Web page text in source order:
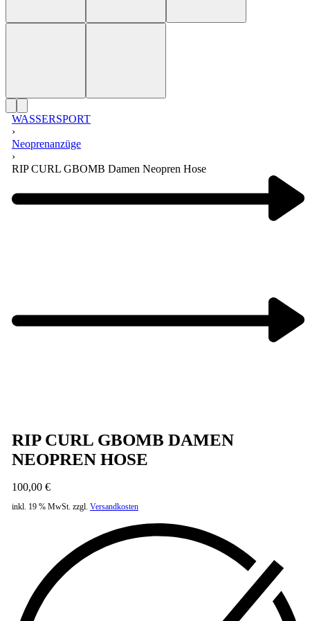
WASSERSPORT
›
Neoprenanzüge
›
RIP CURL GBOMB Damen Neopren Hose
navigation
RIP CURL GBOMB DAMEN
NEOPREN HOSE
100,00 €
inkl. 19 % MwSt. zzgl. Versandkosten